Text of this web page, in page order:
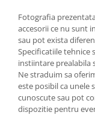
Fotografia
accesorii ce nu sunt
sau pot exista
Specificatiile
instiintare prealabila
Ne straduim sa
este posibil ca unele
cunoscute sau pot
dispozitie pentru